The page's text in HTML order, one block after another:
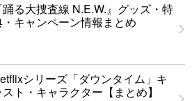
踊る大捜査線 N.E.W.』グッズ・特
キャンペーン情報まとめ
シリーズ「ダウンタイム」キ
スト・キャラクター【まとめ】